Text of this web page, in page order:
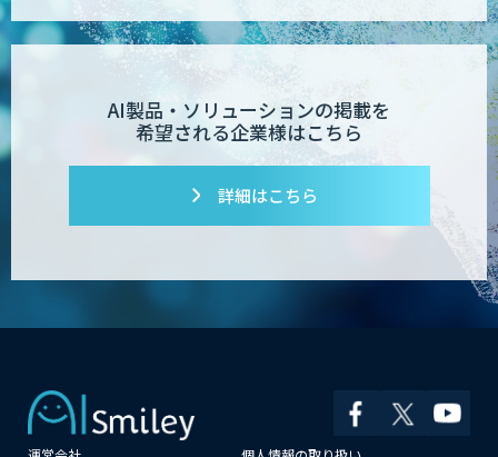
AI製品・ソリューションの掲載を
希望される企業様はこちら
詳細はこちら